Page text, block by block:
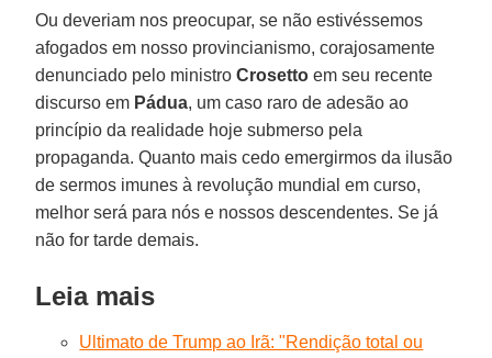
Ou deveriam nos preocupar, se não estivéssemos
afogados em nosso provincianismo, corajosamente
denunciado pelo ministro Crosetto em seu recente
discurso em Pádua, um caso raro de adesão ao
princípio da realidade hoje submerso pela
propaganda. Quanto mais cedo emergirmos da ilusão
de sermos imunes à revolução mundial em curso,
melhor será para nós e nossos descendentes. Se já
não for tarde demais.
Leia mais
Ultimato de Trump ao Irã: "Rendição total ou